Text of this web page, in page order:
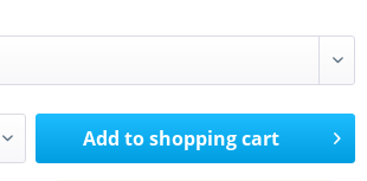
Add toshopping cart